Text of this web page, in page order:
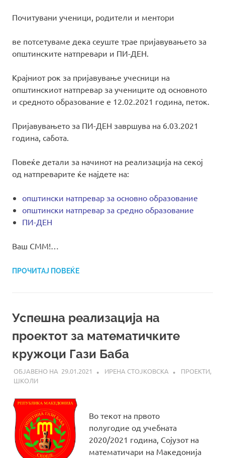
Почитувани ученици, родители и ментори
ве потсетуваме дека сеуште трае пријавувањето за
општинските натпревари и ПИ-ДЕН.
Крајниот рок за пријавување учесници на
општинскиот натпревар за учениците од основното
и средното образование е 12.02.2021 година, петок.
Пријавувањето за ПИ-ДЕН завршува на 6.03.2021
година, сабота.
Повеќе детали за начинот на реализација на секој
од натпреварите ќе најдете на:
општински натпревар за основно образование
општински натпревар за средно образование
ПИ-ДЕН
Ваш СММ!…
ПРОЧИТАЈ ПОВЕЌЕ
Успешна реализација на
проектот за математичките
кружоци Гази Баба
29.01.2021 ИРЕНА СТОЈКОВСКА ПРОЕКТИ,
ШКОЛИ
Во текот на првото
полугодие од учебната
2020/2021 година, Сојузот на
математичари на Македонија